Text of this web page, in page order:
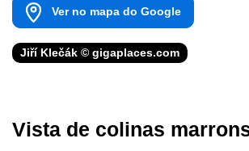
Ver no mapa do Google
Jiří Klečák © gigaplaces.com
Vista de colinas